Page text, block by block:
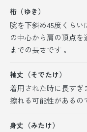
裄（ゆき）
腕を下斜め45度くらい
の中心から肩の頂点
までの長さです 。
袖丈（そでたけ）
着用された時に長すぎ
擦れる可能性があるの
身丈（みたけ）